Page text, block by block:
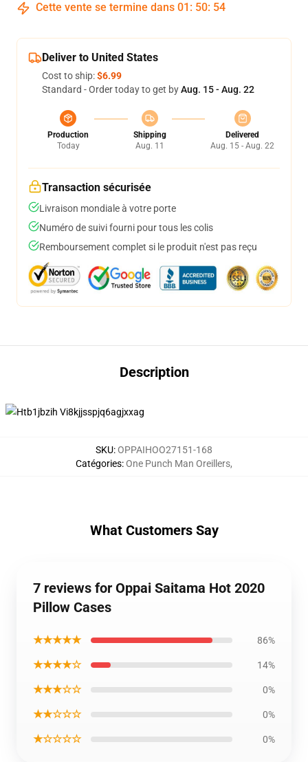
Cette vente se termine dans 01 : 50: 54
Deliver to United States
Cost to ship:$6.99
Standard - Order today to get byAug. 15 - Aug. 22
Production
Today
Shipping
Aug. 11
Delivered
Aug. 15 - Aug. 22
Transaction sécurisée
Livraison mondiale à votre porte
Numéro de suivi fourni pour tous les colis
Remboursement complet si le produit n'est pas reçu
Description
SKU:OPPAIHOO27151-168
Catégories:One Punch Man Oreillers,
What Customers Say
7 reviews for Oppai Saitama Hot 2020
Pillow Cases
★★★★★ 86%
★★★★☆ 14%
★★★☆☆ 0%
★★☆☆☆ 0%
★☆☆☆☆ 0%